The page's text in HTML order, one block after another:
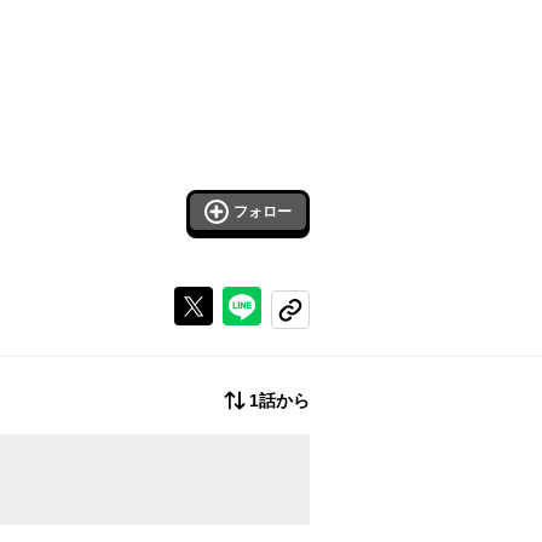
フォロー
Xで投稿するラインでシェアする
コピーする
1話から